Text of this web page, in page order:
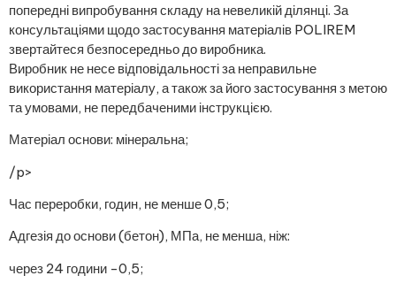
попередні випробування складу на невеликій ділянці. За
консультаціями щодо застосування матеріалів POLIREM
звертайтеся безпосередньо до виробника.
Виробник не несе відповідальності за неправильне
використання матеріалу, а також за його застосування з метою
та умовами, не передбаченими інструкцією.
Матеріал основи: мінеральна;
/p>
Час переробки, годин, не менше 0,5;
Адгезія до основи (бетон), МПа, не менша, ніж:
через 24 години -0,5;